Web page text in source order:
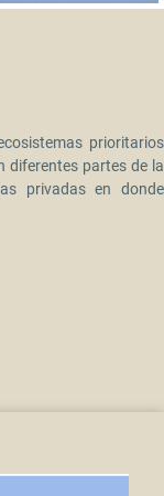
prioritarios
diferentes partes de la
privadas en donde